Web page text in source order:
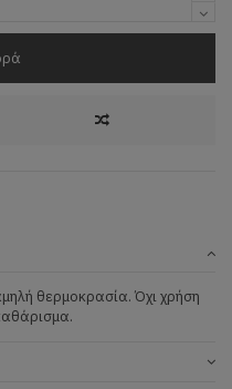
θερμοκρασία. Όχι χρήση